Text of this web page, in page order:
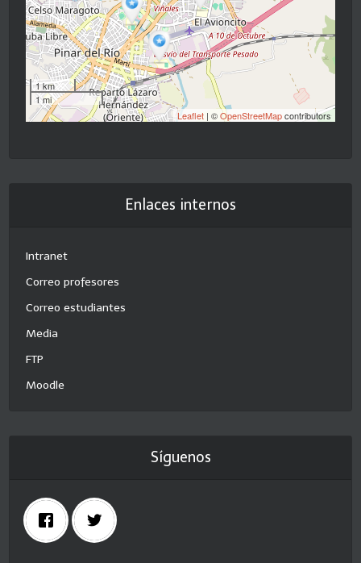
1 km
1 mi
Leaflet| ©OpenStreetMapcontributors
Enlaces internos
Intranet
Correo profesores
Correo estudiantes
Media
FTP
Moodle
Síguenos